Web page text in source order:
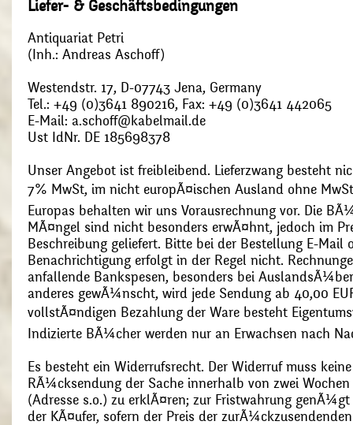
Liefer- & Geschäftsbedingungen
Antiquariat Petri
(Inh.: Andreas Aschoff)
Westendstr. 17, D-07743 Jena, Germany
Tel.: +49 (0)3641 890216, Fax: +49 (0)3641 442065
E-Mail: a.schoff@kabelmail.de
Ust IdNr. DE 185698378
Unser Angebot ist freibleibend. Lieferzwang besteht
7% MwSt, im nicht europÃ¤ischen Ausland ohne
Europas behalten wir uns Vorausrechnung vor. Die
MÃ¤ngel sind nicht besonders erwÃ¤hnt, jedoch im
Beschreibung geliefert. Bitte bei der Bestellung E-Mail
Benachrichtigung erfolgt in der Regel nicht.
anfallende Bankspesen, besonders bei
anderes gewÃ¼nscht, wird jede Sendung ab 40,00
vollstÃ¤ndigen Bezahlung der Ware besteht
Indizierte BÃ¼cher werden nur an Erwachsen nach
Es besteht ein Widerrufsrecht. Der Widerruf muss
RÃ¼cksendung der Sache innerhalb von zwei
(Adresse s.o.) zu erklÃ¤ren; zur Fristwahrung
der KÃ¤ufer, sofern der Preis der